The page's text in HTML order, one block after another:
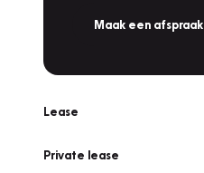
Maak een afspraak
Lease
Private lease